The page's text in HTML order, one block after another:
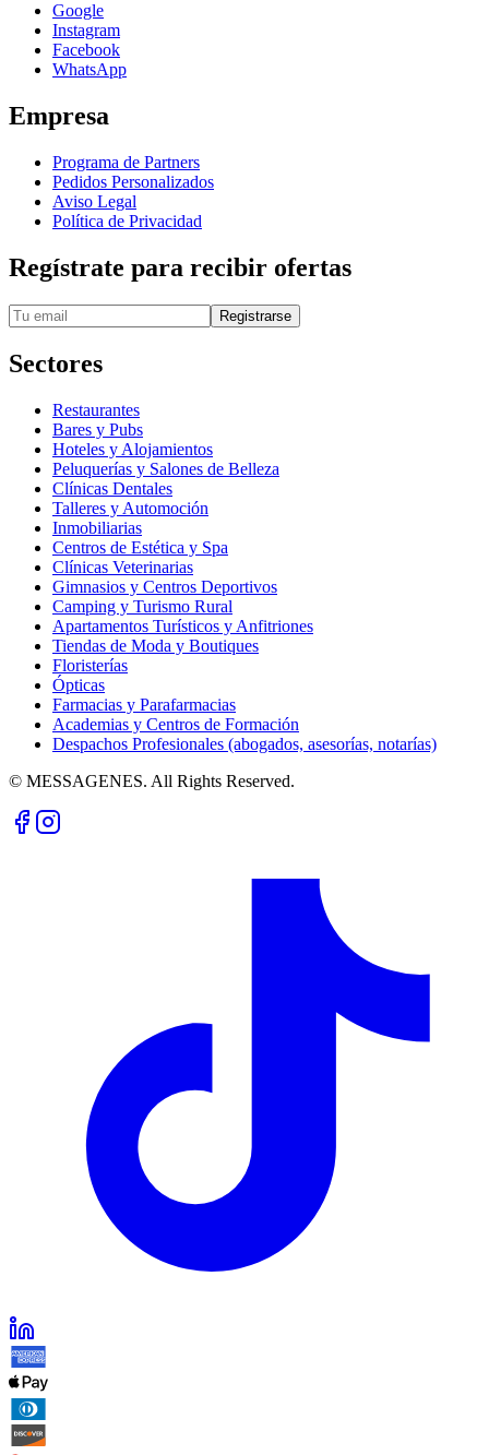
Google
Instagram
Facebook
WhatsApp
Empresa
Programa de Partners
Pedidos Personalizados
Aviso Legal
Política de Privacidad
Regístrate para recibir ofertas
Registrarse
Sectores
Restaurantes
Bares y Pubs
Hoteles y Alojamientos
Peluquerías y Salones de Belleza
Clínicas Dentales
Talleres y Automoción
Inmobiliarias
Centros de Estética y Spa
Clínicas Veterinarias
Gimnasios y Centros Deportivos
Camping y Turismo Rural
Apartamentos Turísticos y Anfitriones
Tiendas de Moda y Boutiques
Floristerías
Ópticas
Farmacias y Parafarmacias
Academias y Centros de Formación
Despachos Profesionales (abogados, asesorías, notarías)
© MESSAGENES. All Rights Reserved.